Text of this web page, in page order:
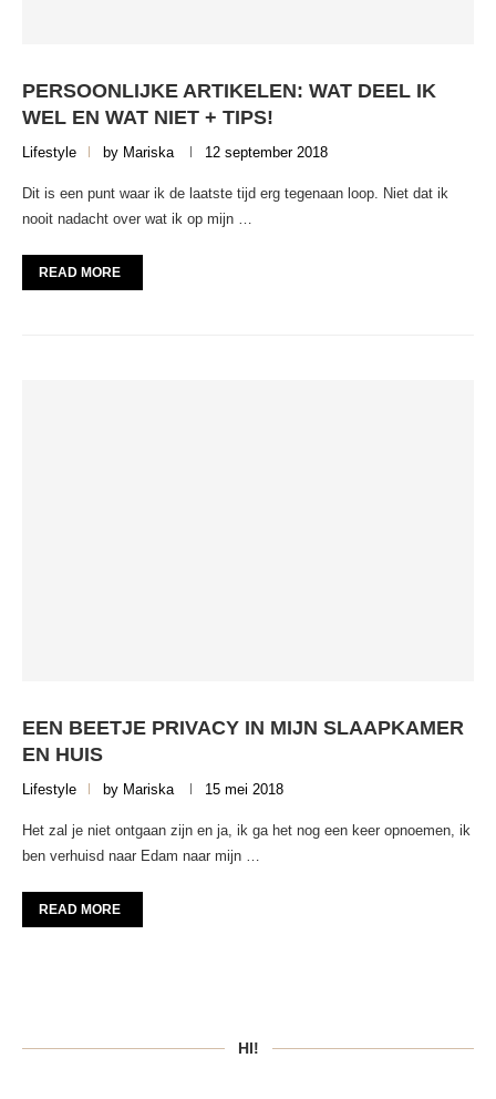
PERSOONLIJKE ARTIKELEN: WAT DEEL IK
WEL EN WAT NIET + TIPS!
Lifestyle by Mariska 12 september 2018
Dit is een punt waar ik de laatste tijd erg tegenaan loop. Niet dat ik
nooit nadacht over wat ik op mijn …
READ MORE
EEN BEETJE PRIVACY IN MIJN SLAAPKAMER
EN HUIS
Lifestyle by Mariska 15 mei 2018
Het zal je niet ontgaan zijn en ja, ik ga het nog een keer opnoemen, ik
ben verhuisd naar Edam naar mijn …
READ MORE
HI!